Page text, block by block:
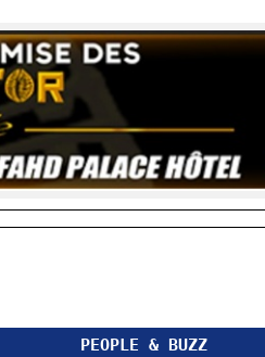
PEOPLE & BUZZ